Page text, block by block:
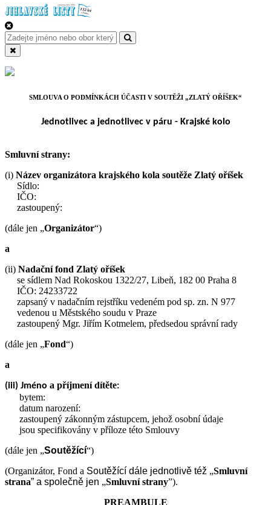
SMLOUVA O PODMÍNKÁCH ÚČASTI V SOUTĚŽI „ZLATÝ OŘÍŠEK“
Jednotlivec a jednotlivec v páru - Krajské kolo
Smluvní strany:
(i) Název organizátora krajského kola soutěže Zlatý oříšek
Sídlo:
IČO:
zastoupený:
(dále jen „Organizátor“)
a
(ii) Nadační fond Zlatý oříšek
se sídlem Nad Rokoskou 1322/27, Libeň, 182 00 Praha 8
IČO: 24233722
zapsaný v nadačním rejstříku vedeném pod sp. zn. N 977
vedenou u Městského soudu v Praze
zastoupený Mgr. Jiřím Kotmelem, předsedou správní rady
(dále jen „Fond“)
a
(iii) Jméno a příjmení dítěte:
bytem:
datum narození:
zastoupený zákonným zástupcem, jehož osobní údaje
jsou specifikovány v příloze této Smlouvy
(dále jen „Soutěžící“)
(Organizátor, Fond a Soutěžící dále jednotlivě též „Smluvní
strana” a společně jen „Smluvní strany”).
PREAMBULE